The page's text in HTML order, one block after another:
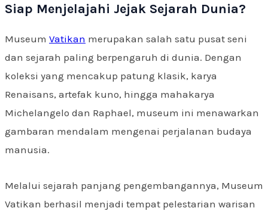
Siap Menjelajahi Jejak Sejarah Dunia?
Museum Vatikan merupakan salah satu pusat seni
dan sejarah paling berpengaruh di dunia. Dengan
koleksi yang mencakup patung klasik, karya
Renaisans, artefak kuno, hingga mahakarya
Michelangelo dan Raphael, museum ini menawarkan
gambaran mendalam mengenai perjalanan budaya
manusia.
Melalui sejarah panjang pengembangannya, Museum
Vatikan berhasil menjadi tempat pelestarian warisan